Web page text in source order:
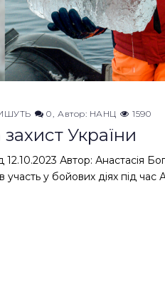
0 Автор: НАНЦ 1590
України
12.10.2023 Автор:
у бойових діях під час